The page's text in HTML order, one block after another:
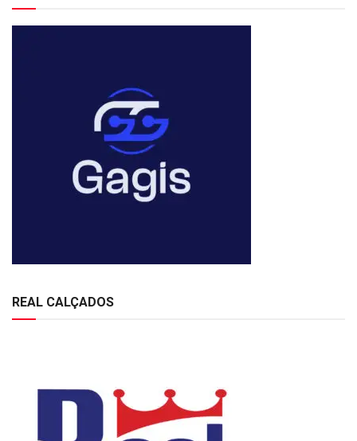
REAL CALÇADOS